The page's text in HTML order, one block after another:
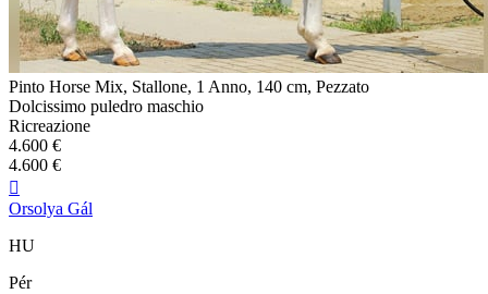
Pinto Horse Mix, Stallone, 1 Anno, 140 cm, Pezzato
Dolcissimo puledro maschio
Ricreazione
4.600 €
4.600 €

Orsolya Gál
HU
Pér